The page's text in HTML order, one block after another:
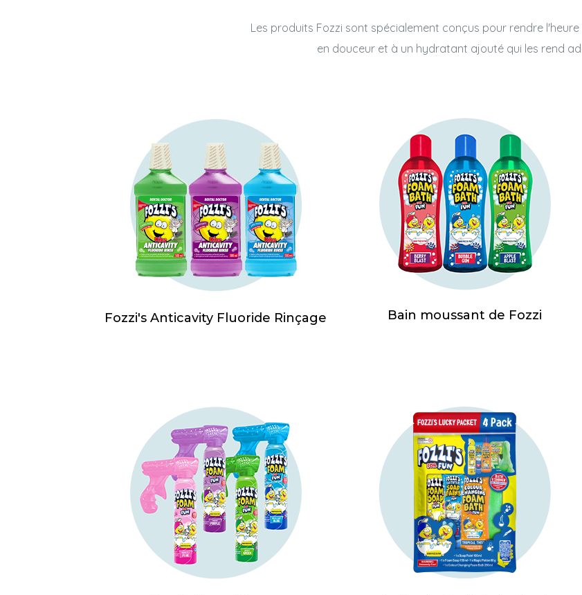
Les produits Fozzi sont spécialement conçus pour rendre
en douceur et à un hydratant ajouté qui les rend
Fozzi's Anticavity Fluoride Rinçage Bain moussant de Fozzi